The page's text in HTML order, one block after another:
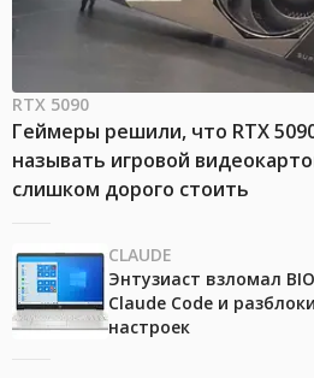
RTX 5090
Геймеры решили, что RTX
называть игровой
слишком дорого стоить
CLAUDE
Энтузиаст взломал
Claude Code и
настроек